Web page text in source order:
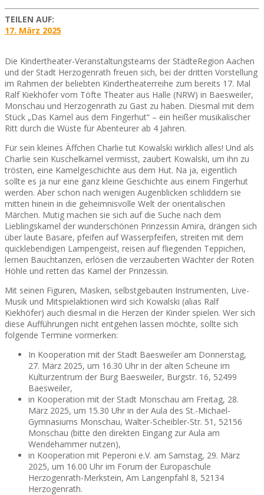
TEILEN AUF:
17. März 2025
Die Kindertheater-Veranstaltungsteams der StädteRegion Aachen
und der Stadt Herzogenrath freuen sich, bei der dritten Vorstellung
im Rahmen der beliebten Kindertheaterreihe zum bereits 17. Mal
Ralf Kiekhöfer vom Töfte Theater aus Halle (NRW) in Baesweiler,
Monschau und Herzogenrath zu Gast zu haben. Diesmal mit dem
Stück „Das Kamel aus dem Fingerhut“ – ein heißer musikalischer
Ritt durch die Wüste für Abenteurer ab 4 Jahren.
Für sein kleines Äffchen Charlie tut Kowalski wirklich alles! Und als
Charlie sein Kuschelkamel vermisst, zaubert Kowalski, um ihn zu
trösten, eine Kamelgeschichte aus dem Hut. Na ja, eigentlich
sollte es ja nur eine ganz kleine Geschichte aus einem Fingerhut
werden. Aber schon nach wenigen Augenblicken schliddern sie
mitten hinein in die geheimnisvolle Welt der orientalischen
Märchen. Mutig machen sie sich auf die Suche nach dem
Lieblingskamel der wunderschönen Prinzessin Amira, drängen sich
über laute Basare, pfeifen auf Wasserpfeifen, streiten mit dem
quicklebendigen Lampengeist, reisen auf fliegenden Teppichen,
lernen Bauchtanzen, erlösen die verzauberten Wächter der Roten
Höhle und retten das Kamel der Prinzessin.
Mit seinen Figuren, Masken, selbstgebauten Instrumenten, Live-
Musik und Mitspielaktionen wird sich Kowalski (alias Ralf
Kiekhöfer) auch diesmal in die Herzen der Kinder spielen. Wer sich
diese Aufführungen nicht entgehen lassen möchte, sollte sich
folgende Termine vormerken:
In Kooperation mit der Stadt Baesweiler am Donnerstag,
27. März 2025, um 16.30 Uhr in der alten Scheune im
Kulturzentrum der Burg Baesweiler, Burgstr. 16, 52499
Baesweiler,
in Kooperation mit der Stadt Monschau am Freitag, 28.
März 2025, um 15.30 Uhr in der Aula des St.-Michael-
Gymnasiums Monschau, Walter-Scheibler-Str. 51, 52156
Monschau (bitte den direkten Eingang zur Aula am
Wendehammer nutzen),
in Kooperation mit Peperoni e.V. am Samstag, 29. März
2025, um 16.00 Uhr im Forum der Europaschule
Herzogenrath-Merkstein, Am Langenpfahl 8, 52134
Herzogenrath.